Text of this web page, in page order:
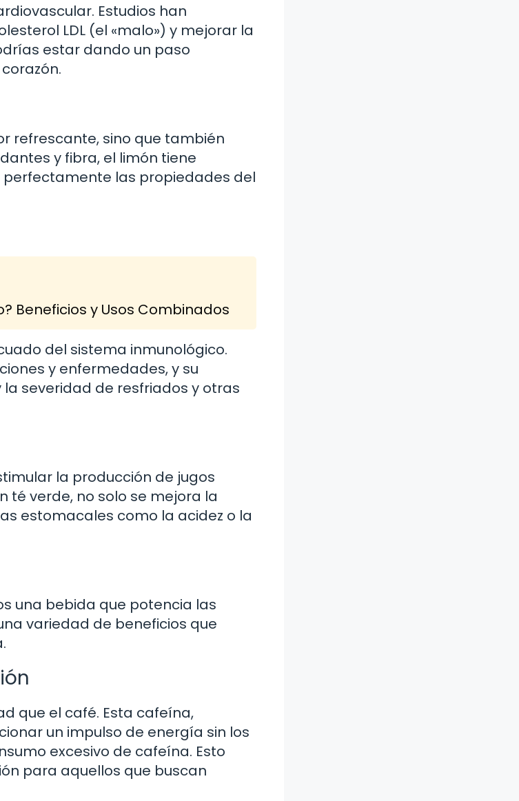
Estudios han
LDL (el «malo») y mejorar la
estar dando un paso
refrescante, sino que también
y fibra, el limón tiene
las propiedades del
Beneficios y Usos Combinados
del sistema inmunológico.
y enfermedades, y su
severidad de resfriados y otras
la producción de jugos
té verde, no solo se mejora la
estomacales como la acidez o la
una bebida que potencia las
variedad de beneficios que
que el café. Esta cafeína,
un impulso de energía sin los
excesivo de cafeína. Esto
para aquellos que buscan